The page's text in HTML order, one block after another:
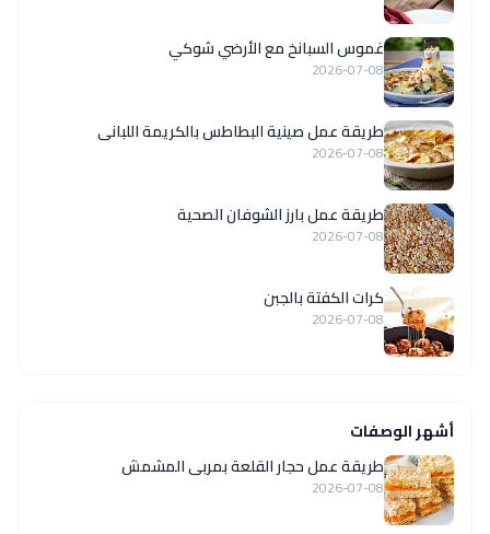
غموس السبانخ مع الأرضي شوكي
2026-07-08
طريقة عمل صينية البطاطس بالكريمة اللبانى
2026-07-08
طريقة عمل بارز الشوفان الصحية
2026-07-08
كرات الكفتة بالجبن
2026-07-08
أشهر الوصفات
طريقة عمل حجار القلعة بمربى المشمش
2026-07-08